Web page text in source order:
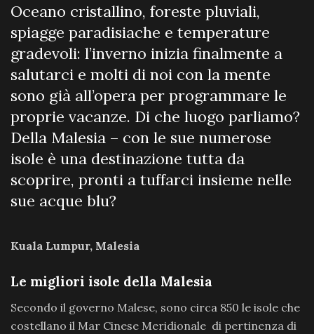
Oceano cristallino, foreste pluviali,
spiagge paradisiache e temperature
gradevoli: l’inverno inizia finalmente a
salutarci e molti di noi con la mente
sono già all’opera per programmare le
proprie vacanze. Di che luogo parliamo?
Della Malesia – con le sue numerose
isole è una destinazione tutta da
scoprire, pronti a tuffarci insieme nelle
sue acque blu?
Kuala Lumpur, Malesia
Le migliori isole della Malesia
Secondo il governo Malese, sono circa 850 le isole che
costellano il Mar Cinese Meridionale di pertinenza di